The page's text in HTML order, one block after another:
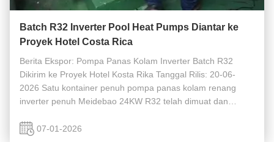
Batch R32 Inverter Pool Heat Pumps Diantar ke
Proyek Hotel Costa Rica
Berita Ekspor: Pompa Panas Kolam Inverter Batch R32
Dikirim ke Proyek Hotel Kosta Rika Tanggal Rilis: 20-06-
2026 Satu kontainer penuh pompa panas kolam renang
inverter penuh Meidebao 24KW R32 telah dimuat dan
renang vila hotel di Nuevo Arenal. ...
07-01-2026